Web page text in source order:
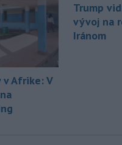
v Afrike: V
Trump
vývoj na
Iránom